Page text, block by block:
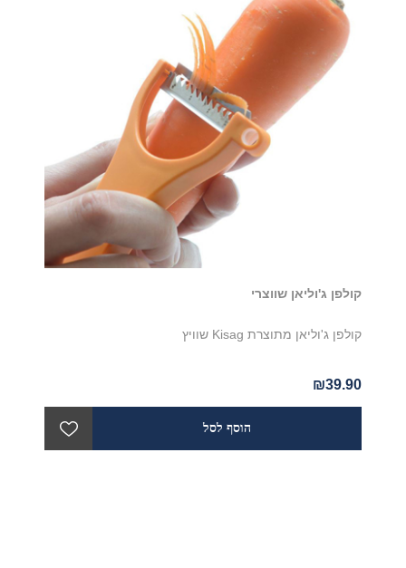
קולפן ג'וליאן שווצרי
קולפן ג'וליאן מתוצרת Kisag שוויץ
₪39.90